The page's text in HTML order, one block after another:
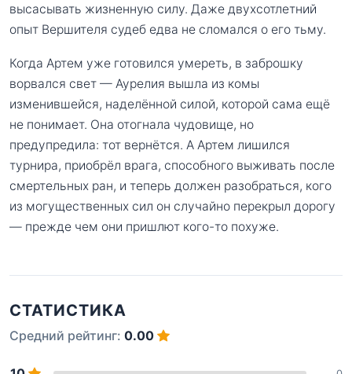
высасывать жизненную силу. Даже двухсотлетний
опыт Вершителя судеб едва не сломался о его тьму.
Когда Артем уже готовился умереть, в заброшку
ворвался свет — Аурелия вышла из комы
изменившейся, наделённой силой, которой сама ещё
не понимает. Она отогнала чудовище, но
предупредила: тот вернётся. А Артем лишился
турнира, приобрёл врага, способного выживать после
смертельных ран, и теперь должен разобраться, кого
из могущественных сил он случайно перекрыл дорогу
— прежде чем они пришлют кого-то похуже.
СТАТИСТИКА
Средний рейтинг: 0.00